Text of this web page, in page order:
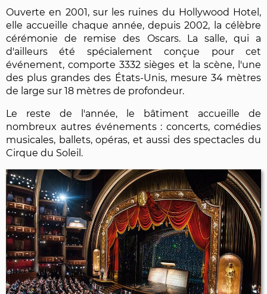
Ouverte en 2001, sur les ruines du Hollywood Hotel,
elle accueille chaque année, depuis 2002, la célèbre
cérémonie de remise des Oscars. La salle, qui a
d'ailleurs été spécialement conçue pour cet
événement, comporte 3332 sièges et la scène, l'une
des plus grandes des États-Unis, mesure 34 mètres
de large sur 18 mètres de profondeur.
Le reste de l'année, le bâtiment accueille de
nombreux autres événements : concerts, comédies
musicales, ballets, opéras, et aussi des spectacles du
Cirque du Soleil.